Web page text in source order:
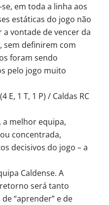
em toda a linha aos
estáticas do jogo não
vontade de vencer da
sem definirem com
foram sendo
pelo jogo muito
E, 1 T, 1 P) / Caldas RC
a melhor equipa,
concentrada,
decisivos do jogo – a
Caldense. A
será tanto
“aprender” e de